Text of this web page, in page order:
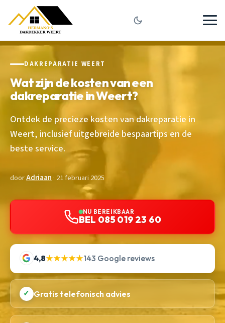
DAKREPARATIE WEERT
Wat zijn de kosten van een
dakreparatie in Weert?
Ontdek de precieze kosten van dakreparatie in
Weert, inclusief uitgebreide bespaartips en de
beste service.
doorAdriaan · 21 februari 2025
NU BEREIKBAAR
BEL 085 019 23 60
4,8★★★★★143 Google reviews
✓ Gratis telefonisch advies